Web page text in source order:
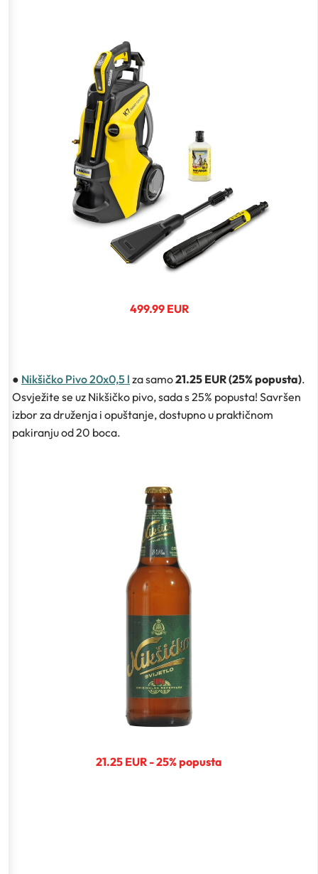
499.99 EUR
● Nikšičko Pivo 20x0,5 l za samo21.25 EUR (25% popusta).
Osvježite se uz Nikšičko pivo, sada s 25% popusta! Savršen
izbor za druženja i opuštanje, dostupno u praktičnom
pakiranju od 20 boca.
21.25 EUR - 25% popusta